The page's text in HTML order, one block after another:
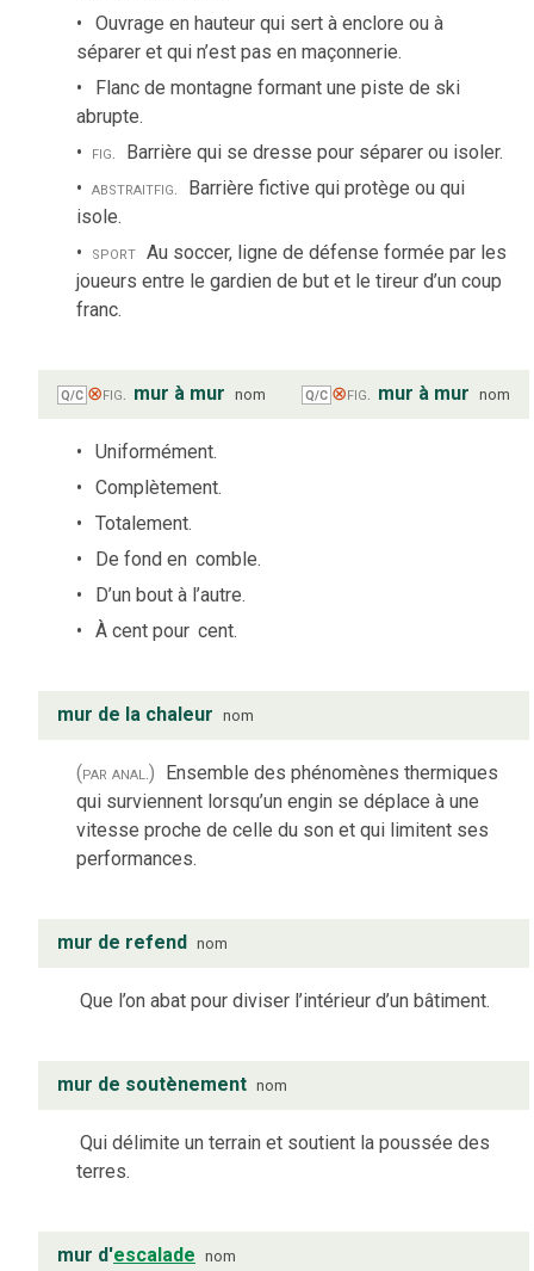
Ouvrage en hauteur qui sert à enclore ou à
séparer et qui n’est pas en maçonnerie.
Flanc de montagne formant une piste de ski
abrupte.
fig. Barrière qui se dresse pour séparer ou isoler.
abstraitfig. Barrière fictive qui protège ou qui
isole.
sport Au soccer, ligne de défense formée par les
joueurs entre le gardien de but et le tireur d’un coup
franc.
Q/C ⊗fig. mur à mur nom Q/C ⊗fig. mur à mur nom
Uniformément.
Complètement.
Totalement.
De fond en comble.
D’un bout à l’autre.
À cent pour cent.
mur de la chaleur nom
(par anal.) Ensemble des phénomènes thermiques
qui surviennent lorsqu’un engin se déplace à une
vitesse proche de celle du son et qui limitent ses
performances.
mur de refend nom
Que l’on abat pour diviser l’intérieur d’un bâtiment.
mur de soutènement nom
Qui délimite un terrain et soutient la poussée des
terres.
mur d'escalade nom